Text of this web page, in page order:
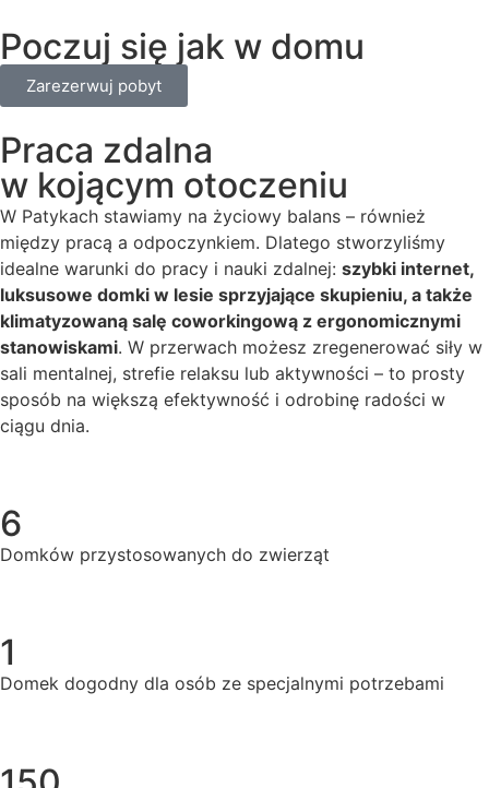
Poczuj się jak w domu
Zarezerwuj pobyt
Praca zdalna
w kojącym otoczeniu
W Patykach stawiamy na życiowy balans – również
między pracą a odpoczynkiem. Dlatego stworzyliśmy
idealne warunki do pracy i nauki zdalnej: szybki internet,
luksusowe domki w lesie sprzyjające skupieniu, a także
klimatyzowaną salę coworkingową z ergonomicznymi
stanowiskami. W przerwach możesz zregenerować siły w
sali mentalnej, strefie relaksu lub aktywności – to prosty
sposób na większą efektywność i odrobinę radości w
ciągu dnia.
6
Domków przystosowanych do zwierząt
1
Domek dogodny dla osób ze specjalnymi potrzebami